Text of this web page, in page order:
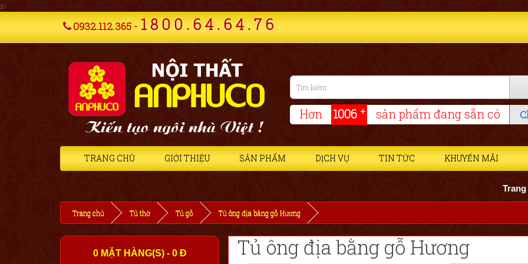
x-
0932.112.365 - 1800.64.64.76
Hơn 1006 + sản phẩm đang sẵn có
TRANG CHỦ GIỚI THIỆU SẢN PHẨM DỊCH VỤ TIN TỨC KHUYẾN MÃI
Trang thờ bằng gỗ
Trang chủ Tủ thờ Tủ gỗ Tủ ông địa bằng gỗ Hương
0 MẶT HÀNG(S) - 0 Đ Tủ ông địa bằng gỗ Hương